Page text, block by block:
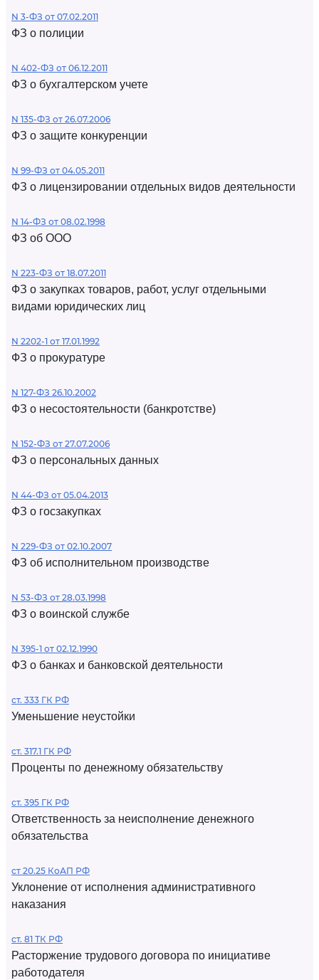
N 3-ФЗ от 07.02.2011
ФЗ о полиции
N 402-ФЗ от 06.12.2011
ФЗ о бухгалтерском учете
N 135-ФЗ от 26.07.2006
ФЗ о защите конкуренции
N 99-ФЗ от 04.05.2011
ФЗ о лицензировании отдельных видов деятельности
N 14-ФЗ от 08.02.1998
ФЗ об ООО
N 223-ФЗ от 18.07.2011
ФЗ о закупках товаров, работ, услуг отдельными
видами юридических лиц
N 2202-1 от 17.01.1992
ФЗ о прокуратуре
N 127-ФЗ 26.10.2002
ФЗ о несостоятельности (банкротстве)
N 152-ФЗ от 27.07.2006
ФЗ о персональных данных
N 44-ФЗ от 05.04.2013
ФЗ о госзакупках
N 229-ФЗ от 02.10.2007
ФЗ об исполнительном производстве
N 53-ФЗ от 28.03.1998
ФЗ о воинской службе
N 395-1 от 02.12.1990
ФЗ о банках и банковской деятельности
ст. 333 ГК РФ
Уменьшение неустойки
ст. 317.1 ГК РФ
Проценты по денежному обязательству
ст. 395 ГК РФ
Ответственность за неисполнение денежного
обязательства
ст 20.25 КоАП РФ
Уклонение от исполнения административного
наказания
ст. 81 ТК РФ
Расторжение трудового договора по инициативе
работодателя